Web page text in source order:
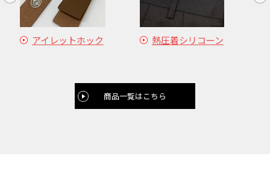
アイレットホック 熱圧着シリコーン
商品一覧はこちら